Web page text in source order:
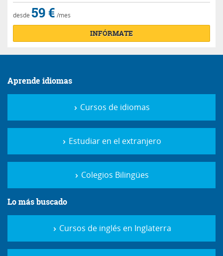
desde 59 € /mes
INFÓRMATE
Aprende idiomas
Cursos de idiomas
Estudiar en el extranjero
Colegios Bilingües
Lo más buscado
Cursos de inglés en Inglaterra